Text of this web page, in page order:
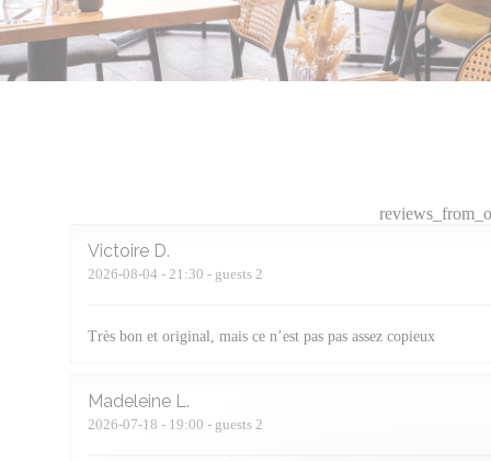
Victoire D
2026-08-04 - 21:30 - guests 2
Très bon et original, mais ce n’est pas pas assez copieux
Madeleine L
2026-07-18 - 19:00 - guests 2